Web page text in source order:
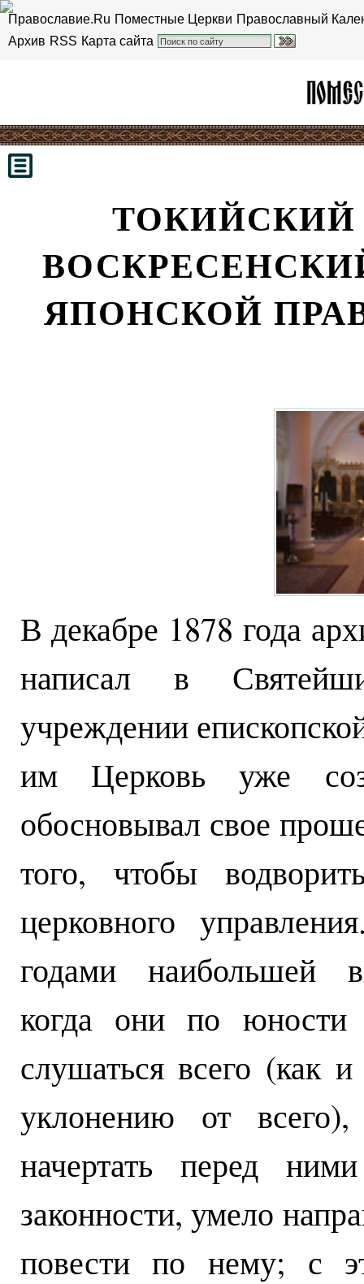
Православие.Ru Поместные Церкви Православный
Архив RSS Карта сайта
ЯПОНСКОЙ
В декабре 1878 года
написал в
учреждении
им Церковь уже
обосновывал свое
того, чтобы
церковного
годами наибольшей
когда они по юности
слушаться всего (как
уклонению от
начертать перед
законности, умело
повести по нему; с